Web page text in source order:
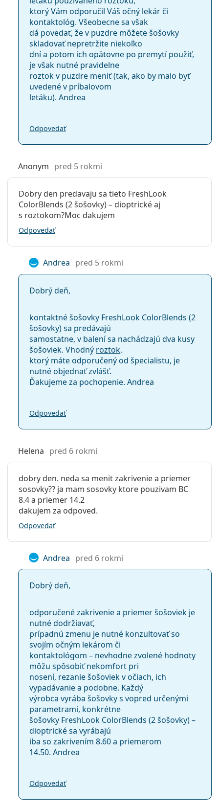
ktorý Vám odporučil Váš očný lekár či
kontaktológ. Všeobecne sa však
dá povedať, že v puzdre môžete šošovky
skladovať nepretržite niekoľko
dní a potom ich opätovne po premytí použiť,
je však nutné pravidelne
roztok v puzdre meniť (tak, ako by malo byť
uvedené v príbalovom
letáku). Andrea
Odpovedať
Anonym pred 5 rokmi
Dobry den predavaju sa tieto FreshLook
ColorBlends (2 šošovky) – dioptrické aj
s roztokom?Moc dakujem
Odpovedať
Andrea pred 5 rokmi
Dobrý deň,
kontaktné šošovky FreshLook ColorBlends (2
šošovky) sa predávajú
samostatne, v balení sa nachádzajú dva kusy
šošoviek. Vhodný roztok,
ktorý máte odporučený od špecialistu, je
nutné objednať zvlášť.
Ďakujeme za pochopenie. Andrea
Odpovedať
Helena pred 6 rokmi
dobry den. neda sa menit zakrivenie a priemer
sosovky?? ja mam sosovky ktore pouzivam BC
8.4 a priemer 14.2
dakujem za odpoved.
Odpovedať
Andrea pred 6 rokmi
Dobrý deň,
odporučené zakrivenie a priemer šošoviek je
nutné dodržiavať,
prípadnú zmenu je nutné konzultovať so
svojím očným lekárom či
kontaktológom – nevhodne zvolené hodnoty
môžu spôsobiť nekomfort pri
nosení, rezanie šošoviek v očiach, ich
vypadávanie a podobne. Každý
výrobca vyrába šošovky s vopred určenými
parametrami, konkrétne
šošovky FreshLook ColorBlends (2 šošovky) –
dioptrické sa vyrábajú
iba so zakrivením 8.60 a priemerom
14.50. Andrea
Odpovedať